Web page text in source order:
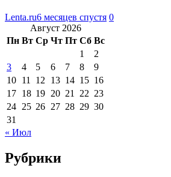
Lenta.ru6 месяцев спустя 0
Август 2026
Пн Вт Ср Чт Пт Сб Вс
1
2
3
4 5 6 7 8
9
10 11 12 13 14 15 16
17 18 19 20 21 22 23
24 25 26 27 28 29 30
31
« Июл
Рубрики